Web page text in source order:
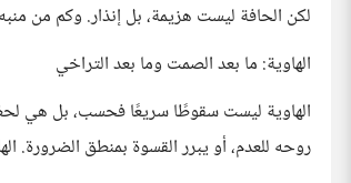
لكن الحافة ليست هزيمة، بل إنذار. وكم من
الهاوية: ما بعد الصمت وما بعد التراخي
الهاوية ليست سقوطًا سريعًا فحسب، بل هي
روحه للعدم، أو يبرر القسوة بمنطق الضرورة.